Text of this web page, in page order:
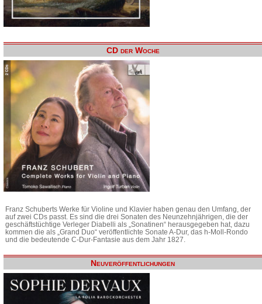
CD der Woche
Franz Schuberts Werke für Violine und Klavier haben genau den Umfang, der
auf zwei CDs passt. Es sind die drei Sonaten des Neunzehnjährigen, die der
geschäftstüchtige Verleger Diabelli als „Sonatinen“ herausgegeben hat, dazu
kommen die als „Grand Duo“ veröffentlichte Sonate A-Dur, das h-Moll-Rondo
und die bedeutende C-Dur-Fantasie aus dem Jahr 1827.
Neuveröffentlichungen